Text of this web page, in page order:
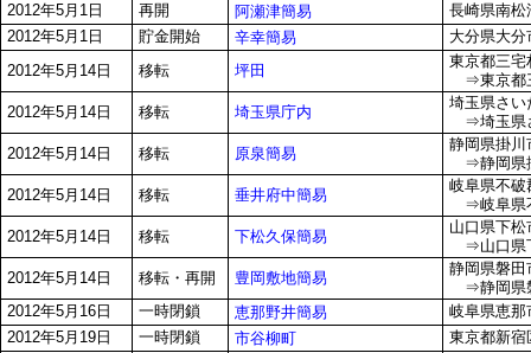
2012年5月1日
再開 阿瀬津簡易
長崎県南松
2012年5月1日
貯金開始 辛幸簡易
大分県大分
2012年5月14日
移転 坪田
東京都三宅
⇒東京都
2012年5月14日
移転 埼玉県庁内
埼玉県さい
⇒埼玉県
2012年5月14日
移転 原泉簡易
静岡県掛川
⇒静岡県
2012年5月14日
移転 垂井府中簡易
岐阜県不破
⇒岐阜県
2012年5月14日
移転 下松久保簡易
山口県下松
⇒山口県
2012年5月14日
移転・再開 豊岡敷地簡易
静岡県磐田
⇒静岡県
2012年5月16日
一時閉鎖 恵那野井簡易
岐阜県恵那
2012年5月19日
一時閉鎖 市谷柳町
東京都新宿